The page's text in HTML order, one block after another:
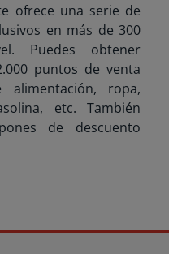
ofrece una serie de
en más de 300
Puedes obtener
puntos de venta
ropa,
etc. También
de descuento